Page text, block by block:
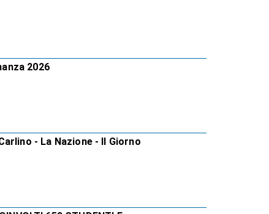
2026
- La Nazione - Il Giorno